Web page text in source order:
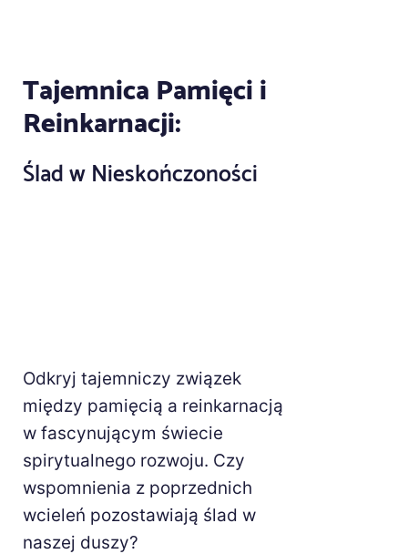
Tajemnica Pamięci i
Reinkarnacji:
Ślad w Nieskończoności
Odkryj tajemniczy związek
między pamięcią a reinkarnacją
w fascynującym świecie
spirytualnego rozwoju. Czy
wspomnienia z poprzednich
wcieleń pozostawiają ślad w
naszej duszy?